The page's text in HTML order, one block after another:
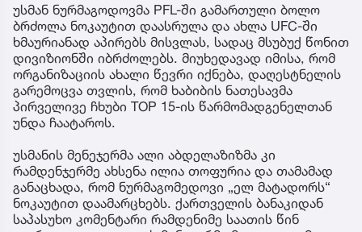
უსმან ნურმაგოდოვმა PFL-ში გამართული ბოლო
ბრძოლა ნოკაუტით დაასრულა და ახლა UFC-ში
ხმაურიანად აპირებს მისვლას, სადაც მსუბუქ წონით
დივიზიონში იბრძოლებს. მიუხედავად იმისა, რომ
ორგანიზაციის ახალი წევრი იქნება, დაღესტნელის
გარემოცვა თვლის, რომ ხაბიბის ნათესავმა
პირველივე ჩხუბი TOP 15-ის წარმომადგენელთან
უნდა ჩაატაროს.
უსმანის მენეჯერმა ალი აბდელაზიზმა კი
რამდენჯერმე ახსენა ილია თოფურია და თამამად
განაცხადა, რომ ნურმაგომედოვი „ელ მატადორს“
ნოკაუტით დაამარცხებს. ქართველის ბანაკიდან
საპასუხო კომენტარი რამდენიმე საათის წინ